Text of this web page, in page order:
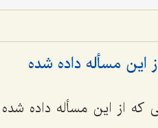
این مسأله داده شده
كه از این مسأله داده